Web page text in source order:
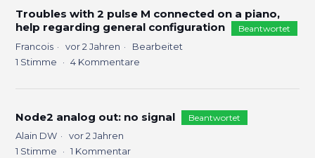
Troubles with 2 pulse M connected on a piano,
help regarding general configuration
Beantwortet
Francois vor 2 Jahren
Bearbeitet
1 Stimme 4 Kommentare
Node2 analog out: no signal Beantwortet
Alain DW
vor 2 Jahren
1 Stimme 1 Kommentar